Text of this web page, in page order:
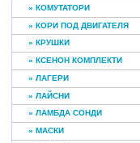
» КОМУТАТОРИ
» КОРИ ПОД ДВИГАТЕЛЯ
» КРУШКИ
» КСЕНОН КОМПЛЕКТИ
» ЛАГЕРИ
» ЛАЙСНИ
» ЛАМБДА СОНДИ
» МАСКИ